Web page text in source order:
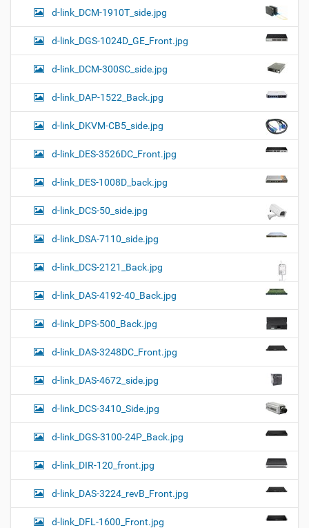
d-link_DCM-1910T_side.jpg
d-link_DGS-1024D_GE_Front.jpg
d-link_DCM-300SC_side.jpg
d-link_DAP-1522_Back.jpg
d-link_DKVM-CB5_side.jpg
d-link_DES-3526DC_Front.jpg
d-link_DES-1008D_back.jpg
d-link_DCS-50_side.jpg
d-link_DSA-7110_side.jpg
d-link_DCS-2121_Back.jpg
d-link_DAS-4192-40_Back.jpg
d-link_DPS-500_Back.jpg
d-link_DAS-3248DC_Front.jpg
d-link_DAS-4672_side.jpg
d-link_DCS-3410_Side.jpg
d-link_DGS-3100-24P_Back.jpg
d-link_DIR-120_front.jpg
d-link_DAS-3224_revB_Front.jpg
d-link_DFL-1600_Front.jpg